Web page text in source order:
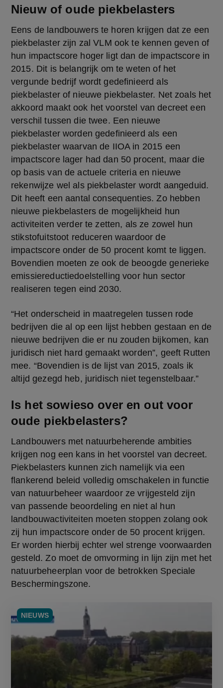
Nieuw of oude piekbelasters
Eens de landbouwers te horen krijgen dat ze een
piekbelaster zijn zal VLM ook te kennen geven of
hun impactscore hoger ligt dan de impactscore in
2015. Dit is belangrijk om te weten of het
vergunde bedrijf wordt gedefinieerd als
piekbelaster of nieuwe piekbelaster. Net zoals het
akkoord maakt ook het voorstel van decreet een
verschil tussen die twee. Een nieuwe
piekbelaster worden gedefinieerd als een
piekbelaster waarvan de IIOA in 2015 een
impactscore lager had dan 50 procent, maar die
op basis van de actuele criteria en nieuwe
rekenwijze wel als piekbelaster wordt aangeduid.
Dit heeft een aantal consequenties. Zo hebben
nieuwe piekbelasters de mogelijkheid hun
activiteiten verder te zetten, als ze zowel hun
stikstofuitstoot reduceren waardoor de
impactscore onder de 50 procent komt te liggen.
Bovendien moeten ze ook de beoogde generieke
emissiereductiedoelstelling voor hun sector
realiseren tegen eind 2030.
“Het onderscheid in maatregelen tussen rode
bedrijven die al op een lijst hebben gestaan en de
nieuwe bedrijven die er nu zouden bijkomen, kan
juridisch niet hard gemaakt worden”, geeft Rutten
mee. “Bovendien is de lijst van 2015, zoals ik
altijd gezegd heb, juridisch niet tegenstelbaar.”
Is het sowieso over en out voor
oude piekbelasters?
Landbouwers met natuurbeherende ambities
krijgen nog een kans in het voorstel van decreet.
Piekbelasters kunnen zich namelijk via een
flankerend beleid volledig omschakelen in functie
van natuurbeheer waardoor ze vrijgesteld zijn
van passende beoordeling en niet al hun
landbouwactiviteiten moeten stoppen zolang ook
zij hun impactscore onder de 50 procent krijgen.
Er worden hierbij echter wel strenge voorwaarden
gesteld. Zo moet de omvorming in lijn zijn met het
natuurbeheerplan voor de betrokken Speciale
Beschermingszone.
NIEUWS